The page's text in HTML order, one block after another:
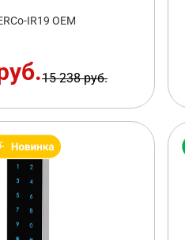
IR19 OEM
15 238 руб.